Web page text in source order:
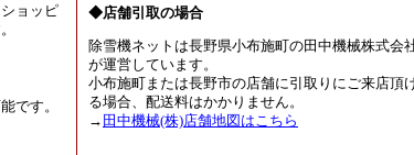
ョッピ
です。
◆店舗引取の場合
除雪機ネットは長野県小布施町の田中機械株式会
が運営しています。
小布施町または長野市の店舗に引取りにご来店頂
る場合、配送料はかかりません。
→ 田中機械(株)店舗地図はこちら